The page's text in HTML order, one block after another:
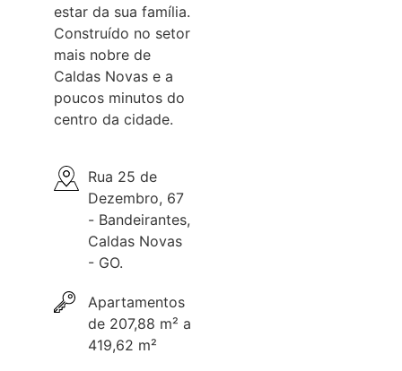
estar da sua família.
Construído no setor
mais nobre de
Caldas Novas e a
poucos minutos do
centro da cidade.
Rua 25 de
Dezembro, 67
- Bandeirantes,
Caldas Novas
- GO.
Apartamentos
de 207,88 m² a
419,62 m²